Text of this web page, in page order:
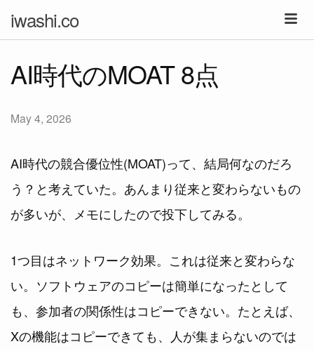
iwashi.co
AI時代のMOAT 8点
May 4, 2026
AI時代の競合優位性(MOAT)って、結局何なのだろ
う？と考えていた。あんまり従来と変わらないもの
が多いが、メモにしたので投下してみる。
1つ目はネットワーク効果。これは従来と変わらな
い。ソフトウェアのコピーは簡単になったとして
も、参加者の関係性はコピーできない。たとえば、
Xの機能はコピーできても、人が集まらないのでは